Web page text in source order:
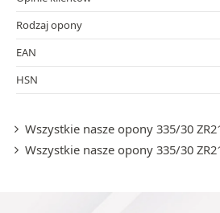
Rodzaj opony
EAN
HSN
Wszystkie nasze opony 335/30
Wszystkie nasze opony 335/30